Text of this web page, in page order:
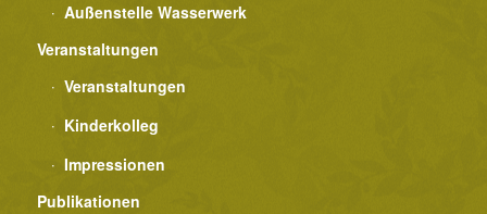
Außenstelle Wasserwerk
Veranstaltungen
Veranstaltungen
Kinderkolleg
Impressionen
Publikationen